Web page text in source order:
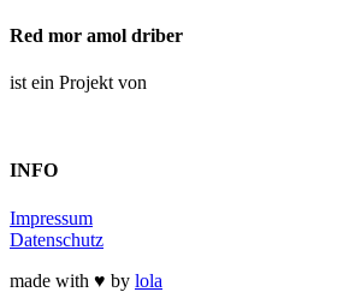
Red mor amol driber
ist ein Projekt von
INFO
Impressum
Datenschutz
made with ♥ by lola